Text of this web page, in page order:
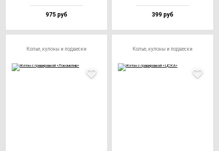
975 руб 399 руб
Колье, кулоны и подвески Колье, кулоны и подвески